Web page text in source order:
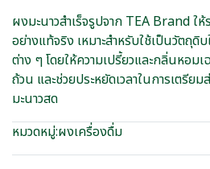
ผงมะนาวสำเร็จรูปจาก TEA Brand ใ
อย่างแท้จริง เหมาะสำหรับใช้เป็นวัตถุดิ
ต่าง ๆ โดยให้ความเปรี้ยวและกลิ่นหอม
ถ้วน และช่วยประหยัดเวลาในการเตรีย
มะนาวสด
หมวดหมู่:ผงเครื่องดื่ม